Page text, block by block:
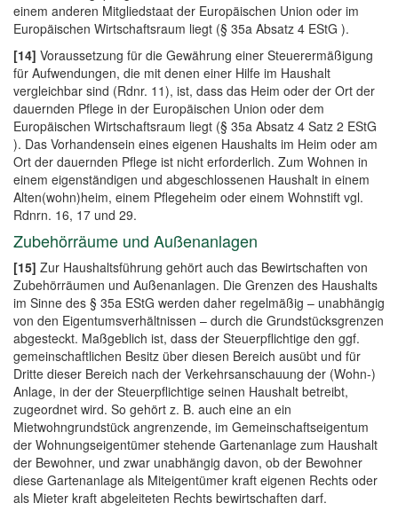
einem anderen Mitgliedstaat der Europäischen Union oder im
Europäischen Wirtschaftsraum liegt (§ 35a Absatz 4 EStG ).
[14] Voraussetzung für die Gewährung einer Steuerermäßigung
für Aufwendungen, die mit denen einer Hilfe im Haushalt
vergleichbar sind (Rdnr. 11), ist, dass das Heim oder der Ort der
dauernden Pflege in der Europäischen Union oder dem
Europäischen Wirtschaftsraum liegt (§ 35a Absatz 4 Satz 2 EStG
). Das Vorhandensein eines eigenen Haushalts im Heim oder am
Ort der dauernden Pflege ist nicht erforderlich. Zum Wohnen in
einem eigenständigen und abgeschlossenen Haushalt in einem
Alten(wohn)heim, einem Pflegeheim oder einem Wohnstift vgl.
Rdnrn. 16, 17 und 29.
Zubehörräume und Außenanlagen
[15] Zur Haushaltsführung gehört auch das Bewirtschaften von
Zubehörräumen und Außenanlagen. Die Grenzen des Haushalts
im Sinne des § 35a EStG werden daher regelmäßig – unabhängig
von den Eigentumsverhältnissen – durch die Grundstücksgrenzen
abgesteckt. Maßgeblich ist, dass der Steuerpflichtige den ggf.
gemeinschaftlichen Besitz über diesen Bereich ausübt und für
Dritte dieser Bereich nach der Verkehrsanschauung der (Wohn-)
Anlage, in der der Steuerpflichtige seinen Haushalt betreibt,
zugeordnet wird. So gehört z. B. auch eine an ein
Mietwohngrundstück angrenzende, im Gemeinschaftseigentum
der Wohnungseigentümer stehende Gartenanlage zum Haushalt
der Bewohner, und zwar unabhängig davon, ob der Bewohner
diese Gartenanlage als Miteigentümer kraft eigenen Rechts oder
als Mieter kraft abgeleiteten Rechts bewirtschaften darf.